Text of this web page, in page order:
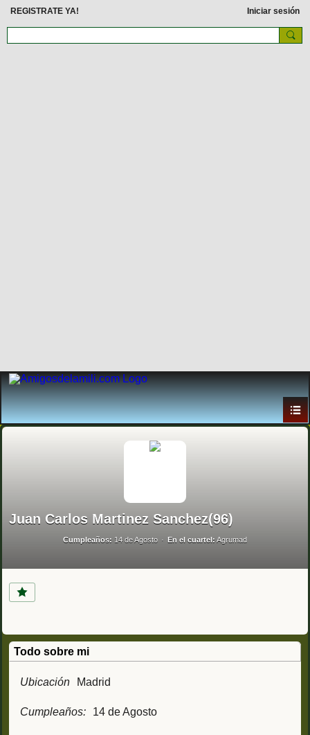
REGISTRATE YA! Iniciar sesión
Juan Carlos Martinez Sanchez(96)
Cumpleaños: 14 de Agosto En el cuartel: Agrumad
Todo sobre mi
Ubicación Madrid
Cumpleaños: 14 de Agosto